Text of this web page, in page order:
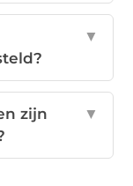
▼
zijn
▼